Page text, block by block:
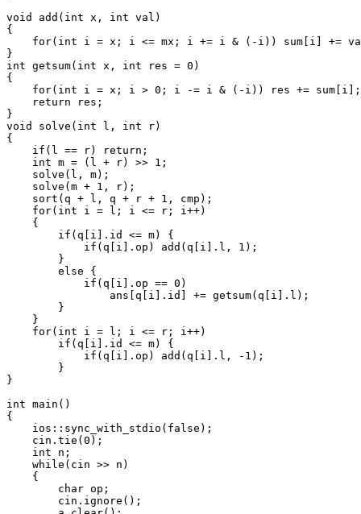
void add(int x, int val)
{
for(int i = x; i <= mx; i += i & (-i)) sum[i] +=
}
int getsum(int x, int res = 0)
{
    for(int i = x; i > 0; i -= i & (-i)) res += sum[i];
    return res;
}
void solve(int l, int r)
{
    if(l == r) return;
    int m = (l + r) >> 1;
    solve(l, m);
    solve(m + 1, r);
    sort(q + l, q + r + 1, cmp);
    for(int i = l; i <= r; i++)
    {
        if(q[i].id <= m) {
            if(q[i].op) add(q[i].l, 1);
        }
        else {
            if(q[i].op == 0)
                ans[q[i].id] += getsum(q[i].l);
        }
    }
    for(int i = l; i <= r; i++)
        if(q[i].id <= m) {
            if(q[i].op) add(q[i].l, -1);
        }
}
int main()
{
    ios::sync_with_stdio(false);
    cin.tie(0);
    int n;
    while(cin >> n)
    {
        char op;
        cin.ignore();